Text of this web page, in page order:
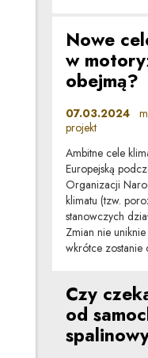
Nowe
w
obejmą?
07.03.2024
projekt
Ambitne cele
Europejską
Organizacji
klimatu (tzw.
stanowczych
Zmian nie
wkrótce zostanie
Czy
od